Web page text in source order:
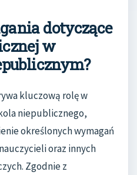
dotyczące
w
kluczową rolę w
niepublicznego,
określonych wymagań
oraz innych
Zgodnie z